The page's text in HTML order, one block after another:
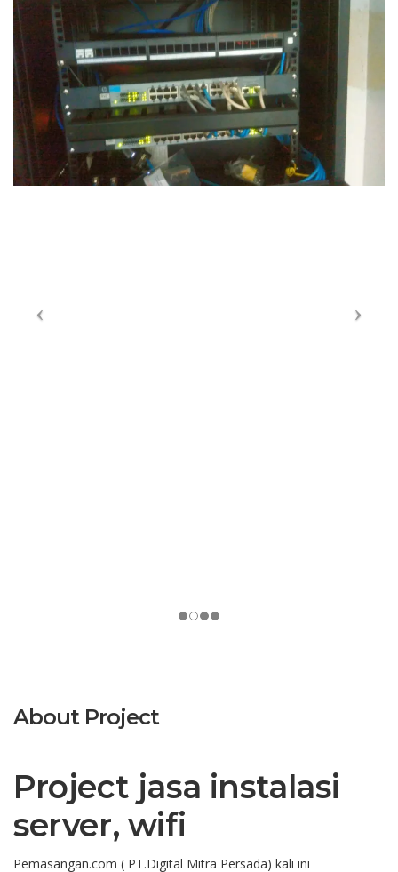
About Project
Project jasa instalasi
server, wifi
Pemasangan.com ( PT.Digital Mitra Persada) kali ini